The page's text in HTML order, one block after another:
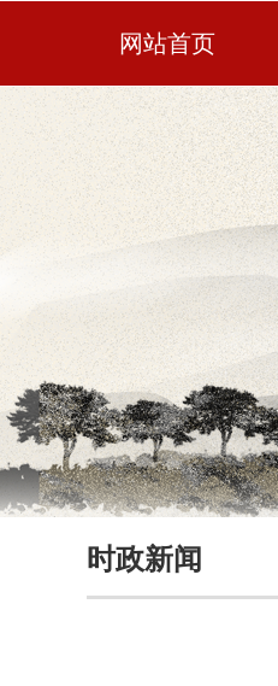
网站首页
时政新闻